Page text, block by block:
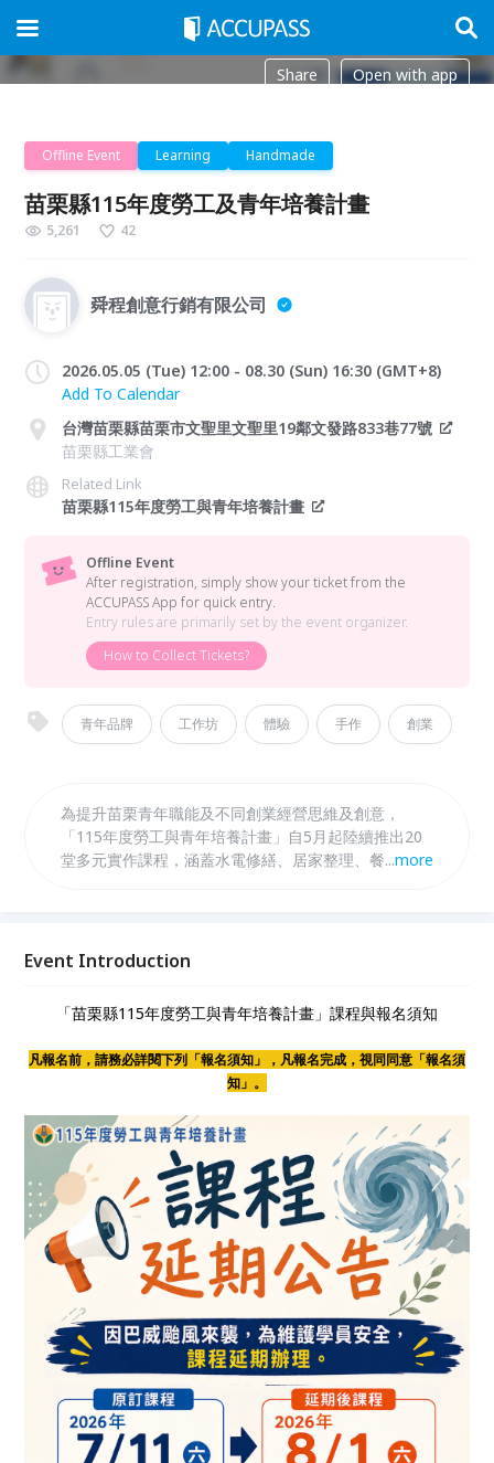
Share Open with app
Offline Event Learning Handmade
苗栗縣115年度勞工及青年培養計畫
5,261 42
舜程創意行銷有限公司
2026.05.05 (Tue) 12:00 - 08.30 (Sun) 16:30 (GMT+8)
Add To Calendar
台灣苗栗縣苗栗市文聖里文聖里19鄰文發路833巷77號
苗栗縣工業會
Related Link
苗栗縣115年度勞工與青年培養計畫
Offline Event
After registration, simply show your ticket from the
ACCUPASS App for quick entry.
Entry rules are primarily set by the event organizer.
How to Collect Tickets?
青年品牌 工作坊 體驗 手作 創業
為提升苗栗青年職能及不同創業經營思維及創意，
「115年度勞工與青年培養計畫」自5月起陸續推出20
堂多元實作課程，涵蓋水電修繕、居家整理、餐飲製
...more
Event Introduction
「苗栗縣115年度勞工與青年培養計畫」課程與報名須知
凡報名前，請務必詳閱下列「報名須知」，凡報名完成，視同同意「報名須
知」。